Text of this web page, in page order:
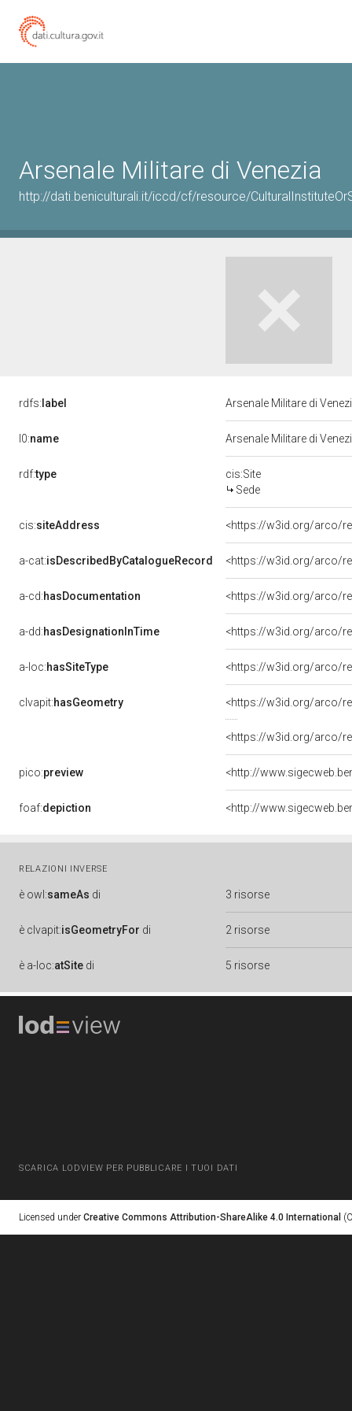
Arsenale Militare di Venezia
http://dati.beniculturali.it/iccd/cf/resource/
rdfs: label Arsenale Militare di
l0:name Arsenale Militare di
rdf:type
cis:Site
Sede
cis:siteAddress <https://w3id.org/arco/
a-cat:isDescribedByCatalogueRecord <https://w3id.org/arco/
a-cd:hasDocumentation
a-dd:hasDesignationInTime <https://w3id.org/arco/
a-loc:hasSiteType <https://w3id.org/arco/
clvapit:hasGeometry <https://w3id.org/arco/
<https://w3id.org/arco/
pico:preview <http://
foaf:depiction <http://
RELAZIONI INVERSE
è owl:sameAs di 3 risorse
è clvapit:isGeometryFor di 2 risorse
è a-loc:atSite di 5 risorse
SCARICA LODVIEW PER PUBBLICARE I TUOI DATI
Licensed under Creative Commons Attribution-ShareAlike 4.0 International